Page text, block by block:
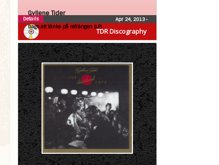
TDR Discography
Gyllene Tider
Dags att tänka på refrängen (LP)
Apr 24, 2013•
Details